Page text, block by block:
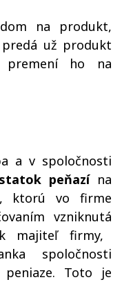
na produkt,
už produkt
premení ho na
a v spoločnosti
peňazína
ktorú vo firme
vzniknutá
majiteľ firmy,
spoločnosti
. Toto je